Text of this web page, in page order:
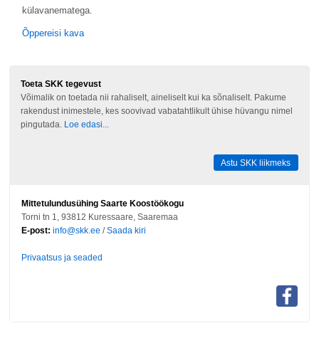
külavanematega.
Õppereisi kava
Toeta SKK tegevust
Võimalik on toetada nii rahaliselt, aineliselt kui ka sõnaliselt. Pakume
rakendust inimestele, kes soovivad vabatahtlikult ühise hüvangu nimel
pingutada.
Loe edasi...
Astu SKK liikmeks
Mittetulundusühing Saarte Koostöökogu
Torni tn 1, 93812 Kuressaare, Saaremaa
E-post: info@skk.ee /Saada kiri
Privaatsus ja seaded